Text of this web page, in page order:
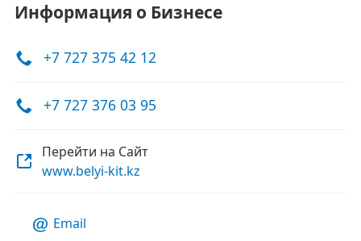
Информация о Бизнесе
+7 727 375 42 12
+7 727 376 03 95
Перейти на Сайт
www.belyi-kit.kz
Email